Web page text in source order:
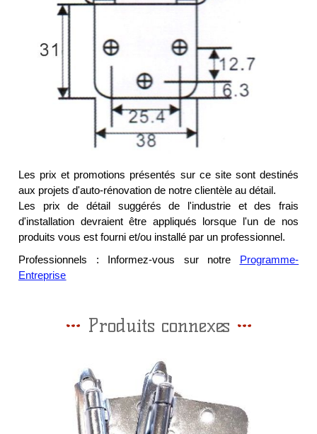
Les prix et promotions présentés sur ce site sont destinés
aux projets d'auto-rénovation de notre clientèle au détail.
Les prix de détail suggérés de l'industrie et des frais
d'installation devraient être appliqués lorsque l'un de nos
produits vous est fourni et/ou installé par un professionnel.
Professionnels : Informez-vous sur notre
Programme-
Entreprise
Produits connexes